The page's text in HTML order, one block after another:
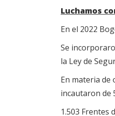
Luchamos
En el 2022
Se
la Ley de
En materia de
incautaron de
1.503 Frentes